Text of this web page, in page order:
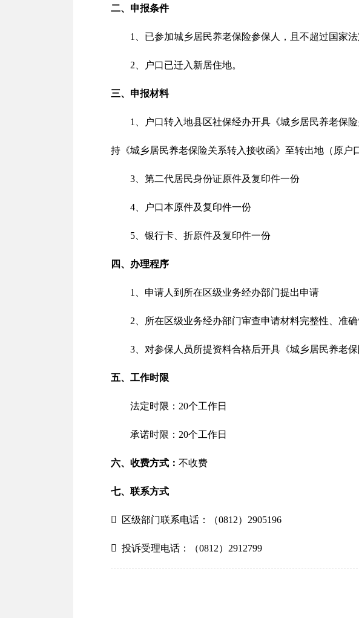
二、申报条件
1、已参加城乡居民养老保险参保人，且不超过国家法
2、户口已迁入新居住地。
三、申报材料
1、户口转入地县区社保经办开具《城乡居民养老保险
2、持《城乡居民养老保险关系转入接收函》至转出地（原
3、第二代居民身份证原件及复印件一份
4、户口本原件及复印件一份
5、银行卡、折原件及复印件一份
四、办理程序
1、申请人到所在区级业务经办部门提出申请
2、所在区级业务经办部门审查申请材料完整性、准确
3、对参保人员所提资料合格后开具《城乡居民养老保
五、工作时限
法定时限：20个工作日
承诺时限：20个工作日
六、收费方式： 不收费
七、联系方式
 区级部门联系电话：（0812）2905196
 投诉受理电话：（0812）2912799